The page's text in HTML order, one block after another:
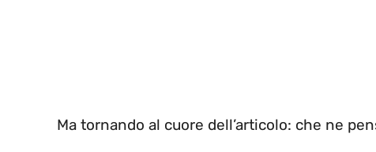
Ma tornando al cuore dell’articolo: che ne